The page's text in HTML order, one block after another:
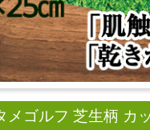
メゴルフ 芝生柄 カ